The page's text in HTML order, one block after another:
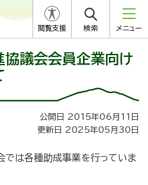
閲覧支援 検索 メニュー
議会会員企業向け
公開日 2015年06月11日
更新日 2025年05月30日
では各種助成事業を行っていま